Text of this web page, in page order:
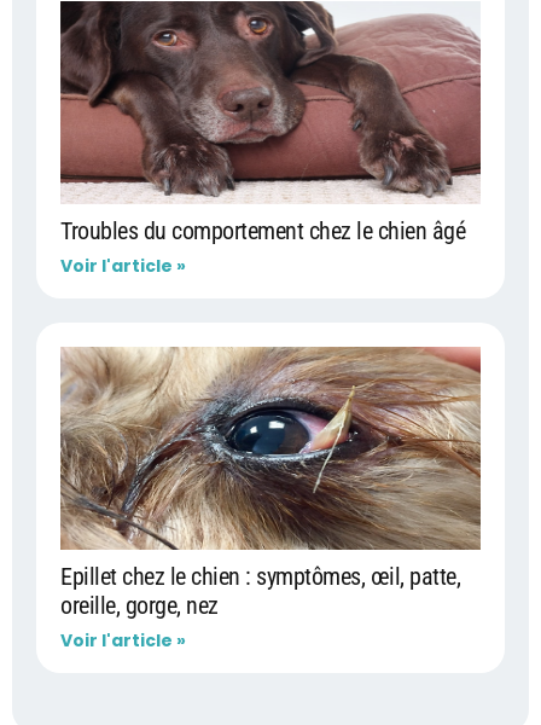
Troubles du comportement chez le chien âgé
Voir l'article »
Epillet chez le chien : symptômes, œil, patte,
oreille, gorge, nez
Voir l'article »